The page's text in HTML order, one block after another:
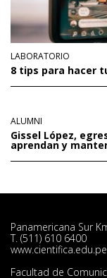
LABORATORIO
8 tips para hacer
ALUMNI
Gissel López,
aprendan y
Panamericana Sur
T. (511) 610 6400
www.cientifica.edu.pe
Facultad de